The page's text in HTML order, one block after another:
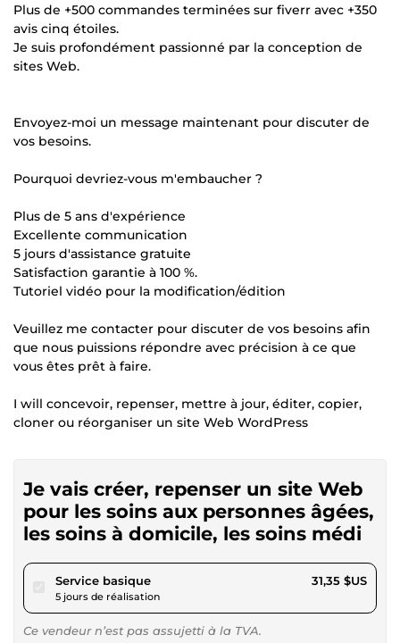
Plus de +500 commandes terminées sur fiverr avec +350
avis cinq étoiles.
Je suis profondément passionné par la conception de
sites Web.
Envoyez-moi un message maintenant pour discuter de
vos besoins.
Pourquoi devriez-vous m'embaucher ?
Plus de 5 ans d'expérience
Excellente communication
5 jours d'assistance gratuite
Satisfaction garantie à 100 %.
Tutoriel vidéo pour la modification/édition
Veuillez me contacter pour discuter de vos besoins afin
que nous puissions répondre avec précision à ce que
vous êtes prêt à faire.
I will concevoir, repenser, mettre à jour, éditer, copier,
cloner ou réorganiser un site Web WordPress
Je vais créer, repenser un site Web
pour les soins aux personnes âgées,
les soins à domicile, les soins médi
Service basiquepour 28,89 $US
5 jours de réalisation
31,35 $US
Ce vendeur n’est pas assujetti à la TVA.